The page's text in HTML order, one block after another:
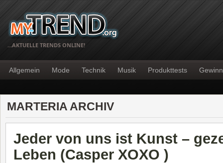
…AKTUELLE TRENDS ONLINE!
Allgemein Mode Technik Musik Produkttests
MARTERIA ARCHIV
Jeder von uns ist Kunst –
Leben (Casper XOXO )